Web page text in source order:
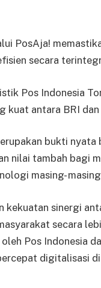
PosAja!
secara
Pos Indonesia
kuat antara BRI
bukti
nilai tambah bagi
masing-
kekuatan sinergi
secara
Pos Indonesia
digitalisasi